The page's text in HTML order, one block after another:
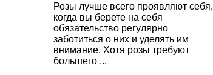
Розы лучше всего проявляют себя,
когда вы берете на себя
обязательство регулярно
заботиться о них и уделять им
внимание. Хотя розы требуют
большего ...